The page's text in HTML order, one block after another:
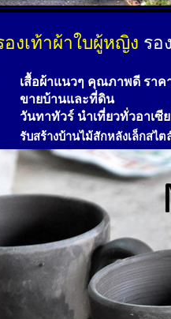
งเท้าผ้าใบผู้หญิง รอ
เสื้อผ้าแนวๆ คุณภาพดี ราค
ขายบ้านและที่ดิน
วันทาทัวร์ นำเที่ยวทั่วอาเซี
รับสร้างบ้านไม้สักหลังเล็กสไต